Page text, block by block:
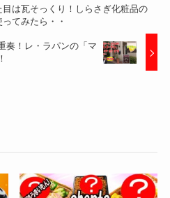
目は瓦そっくり！しらさぎ化粧品の
ってみたら・・
奏！レ・ラパンの「マ